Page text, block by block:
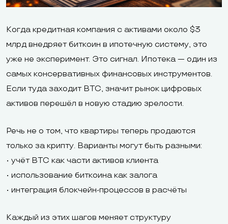
Когда кредитная компания с активами около $3
млрд внедряет биткоин в ипотечную систему, это
уже не эксперимент. Это сигнал. Ипотека — один из
самых консервативных финансовых инструментов.
Если туда заходит BTC, значит рынок цифровых
активов перешёл в новую стадию зрелости.
Речь не о том, что квартиры теперь продаются
только за крипту. Варианты могут быть разными:
• учёт BTC как части активов клиента
• использование биткоина как залога
• интеграция блокчейн-процессов в расчёты
Каждый из этих шагов меняет структуру